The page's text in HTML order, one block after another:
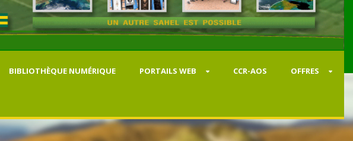
BIBLIOTHÈQUE NUMÉRIQUE PORTAILS WEB CCR-AOS OFFRES